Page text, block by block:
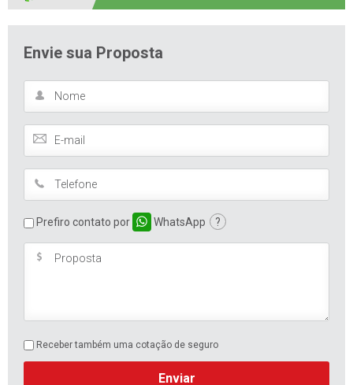
Envie sua Proposta
Prefiro contato por WhatsApp ?
Receber também uma cotação de seguro
Enviar